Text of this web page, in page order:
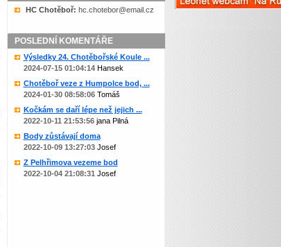
HC Chotěboř: zc.liame@robetohc.ch
POSLEDNÍ KOMENTÁŘE
Výsledky 24. Chotěbořské Koule ...
2024-07-15 01:04:14Hansek
Chotěboř veze z Humpolce bod, ...
2024-01-30 08:58:06Tomáš
Kočkám se daří lépe než jejich ...
2022-10-11 21:53:56jana Pilná
Body zůstávají doma
2022-10-09 13:27:03Josef
Z Pelhřimova vezeme bod
2022-10-04 21:08:31 Josef